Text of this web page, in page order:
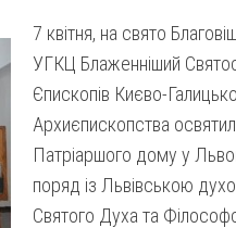
7 квітня, на свято
УГКЦ Блаженніший
Єпископів Києво-
Архиєпископства
Патріаршого дому у
поряд із Львівською
Святого Духа та